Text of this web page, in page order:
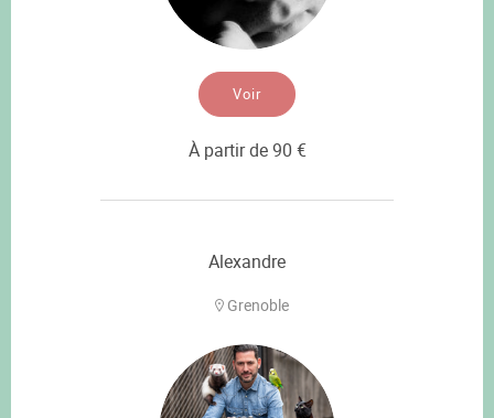
Voir
À partir de 90 €
Alexandre
Grenoble